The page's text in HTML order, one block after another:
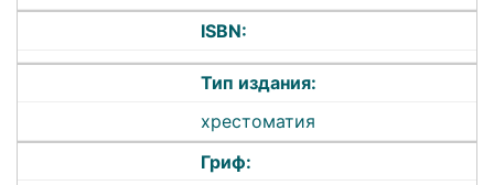
ISBN:
Тип издания:
хрестоматия
Гриф: